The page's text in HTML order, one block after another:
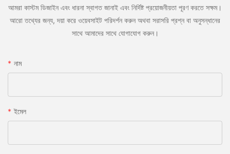
আমরা কাস্টম ডিজাইন এবং ধারনা স্বাগত জানাই এবং নির্দিষ্ট প্রয়োজনীয়তা পূরণ করতে সক্ষম।
আরো তথ্যের জন্য, দয়া করে ওয়েবসাইট পরিদর্শন করুন অথবা সরাসরি প্রশ্ন বা অনুসন্ধানের
সাথে আমাদের সাথে যোগাযোগ করুন।
নাম
ইমেল